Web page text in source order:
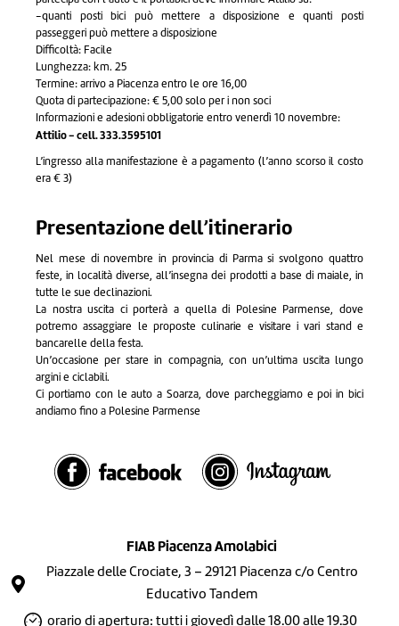
-quanti posti bici può mettere a disposizione e quanti posti
passeggeri può mettere a disposizione
Difficoltà: Facile
Lunghezza: km. 25
Termine: arrivo a Piacenza entro le ore 16,00
Quota di partecipazione: € 5,00 solo per i non soci
Informazioni e adesioni obbligatorie entro venerdì 10 novembre:
Attilio - cell. 333.3595101
L’ingresso alla manifestazione è a pagamento (l’anno scorso il costo
era € 3)
Presentazione dell’itinerario
Nel mese di novembre in provincia di Parma si svolgono quattro
feste, in località diverse, all’insegna dei prodotti a base di maiale, in
tutte le sue declinazioni.
La nostra uscita ci porterà a quella di Polesine Parmense, dove
potremo assaggiare le proposte culinarie e visitare i vari stand e
bancarelle della festa.
Un’occasione per stare in compagnia, con un’ultima uscita lungo
argini e ciclabili.
Ci portiamo con le auto a Soarza, dove parcheggiamo e poi in bici
andiamo fino a Polesine Parmense
FIAB Piacenza Amolabici
Piazzale delle Crociate, 3 – 29121 Piacenza c/o Centro
Educativo Tandem
orario di apertura: tutti i giovedì dalle 18.00 alle 19.30